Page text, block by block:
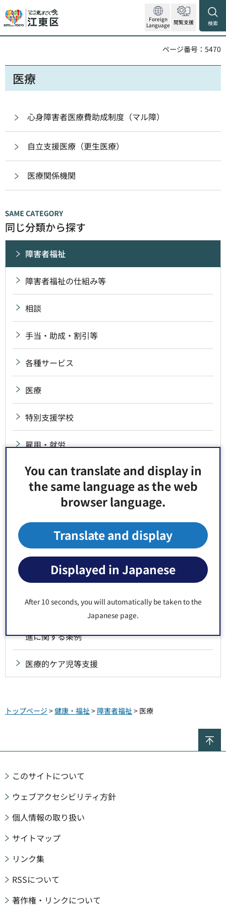
You can translate and display in
the same language as the web
browser language.
Translate and display
Displayed in Japanese
After 10 seconds, you will automatically be taken to the
Japanese page.
Foreign
Language 閲覧支援 検索
ページ番号：5470
医療
心身障害者医療費助成制度（マル障）
自立支援医療（更生医療）
医療関係機関
同じ分類から探す
障害者福祉
障害者福祉の仕組み等
相談
手当・助成・割引等
各種サービス
医療
特別支援学校
雇用・就労
施設・事業者
障害福祉サービス費等に係る請求等（事業者向
障害理解のための啓発（イベントやお知らせ）
計画・計画推進等
江東区手話言語の普及及び障害者の意思疎通の促
進に関する条例
医療的ケア児等支援
トップページ >健康・福祉 > 障害者福祉 > 医療
このサイトについて
ウェブアクセシビリティ方針
個人情報の取り扱い
サイトマップ
リンク集
RSSについて
著作権・リンクについて